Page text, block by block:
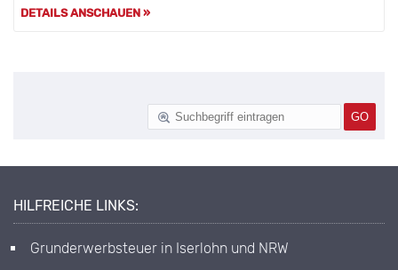
DETAILS ANSCHAUEN »
HILFREICHE LINKS:
Grunderwerbsteuer in Iserlohn und NRW